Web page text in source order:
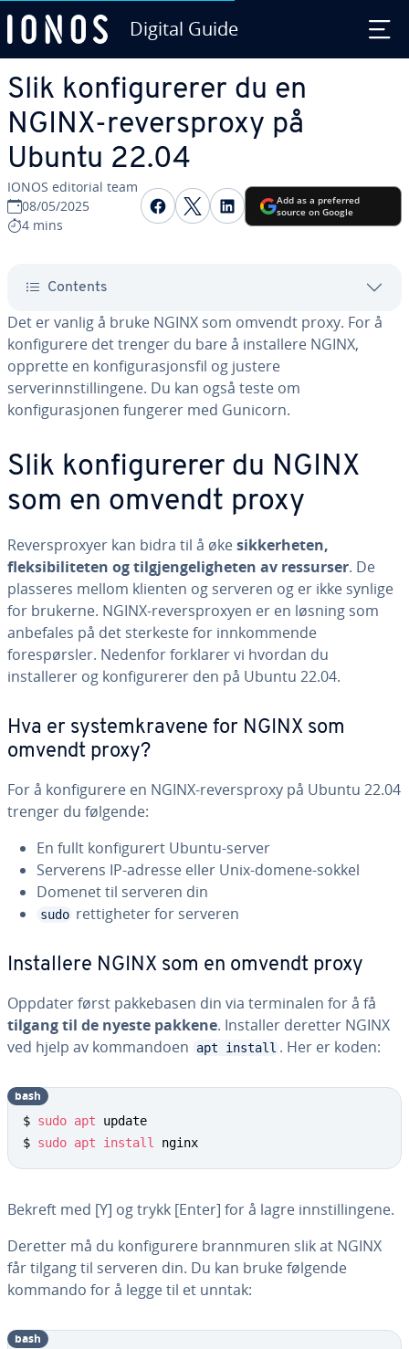
Digital Guide
Slik konfigurerer du en
NGINX-reversproxy på
Ubuntu 22.04
IONOS editorial team
08/05/2025
4 mins
Share on Facebook
Share on Twitter
Share on LinkedIn
Add as a preferred
source on Google
Contents
Det er vanlig å bruke NGINX som omvendt proxy. For å
konfigurere det trenger du bare å installere NGINX,
opprette en konfigurasjonsfil og justere
serverinnstillingene. Du kan også teste om
konfigurasjonen fungerer med Gunicorn.
Slik konfigurerer du NGINX
som en omvendt proxy
Reversproxyer kan bidra til å økesikkerheten,
fleksibiliteten og tilgjengeligheten av ressurser. De
plasseres mellom klienten og serveren og er ikke synlige
for brukerne. NGINX-reversproxyen er en løsning som
anbefales på det sterkeste for innkommende
forespørsler. Nedenfor forklarer vi hvordan du
installerer og konfigurerer den på Ubuntu 22.04.
Hva er systemkravene for NGINX som
omvendt proxy?
For å konfigurere en NGINX-reversproxy på Ubuntu 22.04
trenger du følgende:
En fullt konfigurert Ubuntu-server
Serverens IP-adresse eller Unix-domene-sokkel
Domenet til serveren din
sudo rettigheter for serveren
Installere NGINX som en omvendt proxy
Oppdater først pakkebasen din via terminalen for å få
tilgang til de nyeste pakkene. Installer deretter NGINX
ved hjelp av kommandoen
apt install . Her er koden:
$ sudo apt update
$ sudo apt install nginx
bash
Bekreft med [Y] og trykk [Enter] for å lagre innstillingene.
Deretter må du konfigurere brannmuren slik at NGINX
får tilgang til serveren din. Du kan bruke følgende
kommando for å legge til et unntak:
bash